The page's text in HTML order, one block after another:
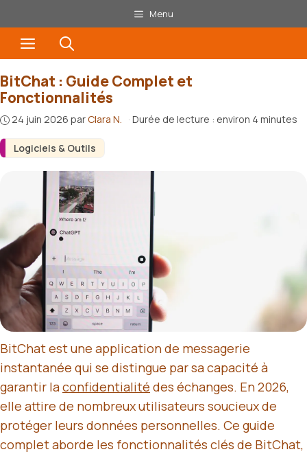
au
contenu
Menu
Menu
Logiciels & Outils
BitChat : Guide Complet et
Fonctionnalités
24 juin 2026 par Clara N. · Durée de lecture : environ 4 minutes
BitChat est une application de messagerie
instantanée qui se distingue par sa capacité à
garantir laconfidentialité des échanges. En 2026,
elle attire de nombreux utilisateurs soucieux de
protéger leurs données personnelles. Ce guide
complet aborde les fonctionnalités clés de BitChat,